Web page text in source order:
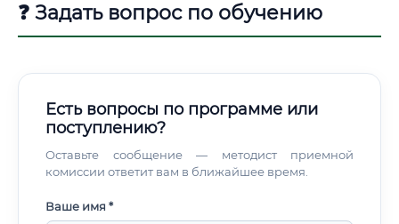
профессионал, который разрабатывает
персонализированные диетические программы для
❓ Задать вопрос по обучению
Есть вопросы по программе или
поступлению?
Оставьте сообщение — методист приемной
комиссии ответит вам в ближайшее время.
Ваше имя *